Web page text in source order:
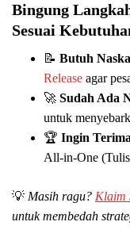
Bingung
Sesuai
📝 Butuh
Release agar
🚀 Sudah Ada
untuk
🏆 Ingin
All-in-One
💡 Masih ragu? Klaim
untuk membedah